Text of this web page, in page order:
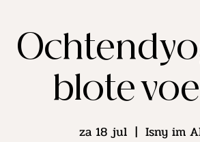
blote
za 18 jul
  |
Isny im